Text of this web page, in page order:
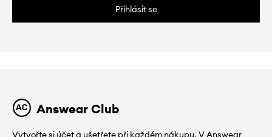
Přihlásit se
Answear Club
Vytvořte si účet a ušetřete při každém nákupu. V Answear